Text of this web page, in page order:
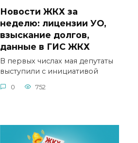
Новости ЖКХ за
неделю: лицензии УО,
взыскание долгов,
данные в ГИС ЖКХ
В первых числах мая депутаты
выступили с инициативой
0 752